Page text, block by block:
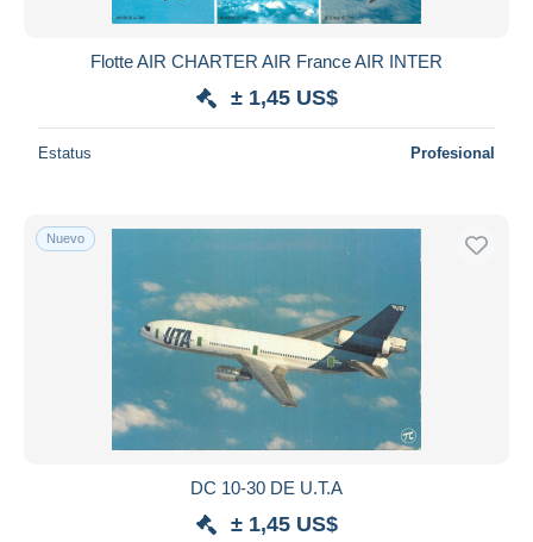
Flotte AIR CHARTER AIR France AIR INTER
± 1,45 US$
Estatus Profesional
Nuevo
DC 10-30 DE U.T.A
± 1,45 US$